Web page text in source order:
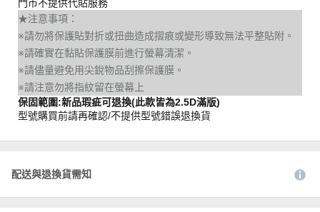
門市不提供代貼服務
★注意事項：
※請勿將保護貼對折或扭曲造成摺痕或變形導致無法平整貼附。
※請確實在黏貼保護膜前進行螢幕清潔。
※請儘量避免用尖銳物品刮擦保護膜。
※請注意勿將指紋留在螢幕上
保固範圍:新品瑕疵可退換(此款皆為2.5D滿版)
型號購買前請再確認/不提供型號錯誤退換貨
配送與退換貨需知